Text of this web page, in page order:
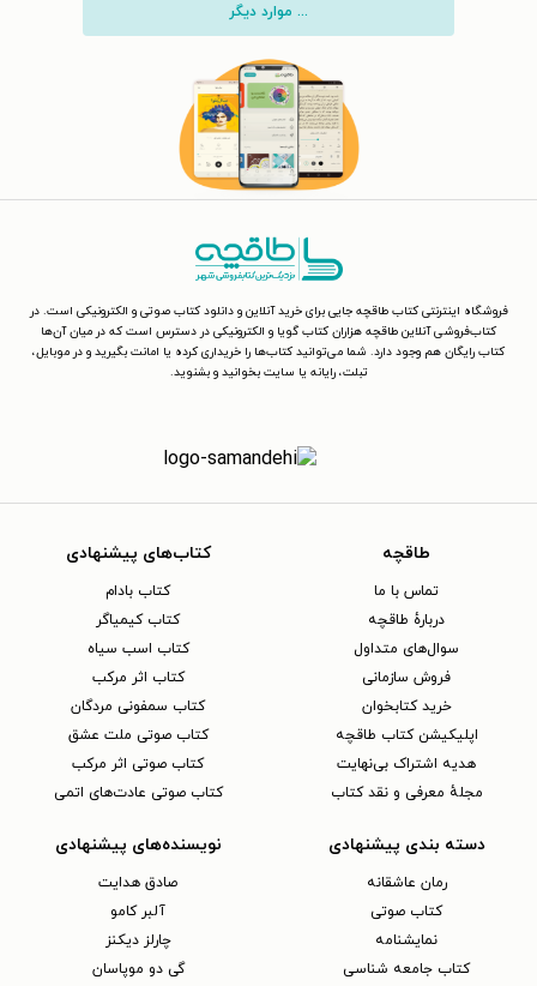
... موارد دیگر
فروشگاه اینترنتی کتاب طاقچه جایی برای خرید آنلاین و دانلود کتاب صوتی و الکترونیکی است. در
کتاب‌فروشی آنلاین طاقچه هزاران کتاب گویا و الکترونیکی در دسترس است که در میان آن‌ها
کتاب رایگان هم وجود دارد. شما می‌توانید کتاب‌ها را خریداری کرده یا امانت بگیرید و در موبایل،
تبلت، رایانه یا سایت بخوانید و بشنوید.
طاقچه
تماس با ما
دربارهٔ طاقچه
سوال‌های متداول
فروش سازمانی
خرید کتابخوان
اپلیکیشن کتاب طاقچه
هدیه اشتراک بی‌نهایت
مجلهٔ معرفی و نقد کتاب
کتاب‌های پیشنهادی
کتاب بادام
کتاب کیمیاگر
کتاب اسب سیاه
کتاب اثر مرکب
کتاب سمفونی مردگان
کتاب صوتی ملت عشق
کتاب صوتی اثر مرکب
کتاب صوتی عادت‌های اتمی
دسته بندی پیشنهادی
رمان عاشقانه
کتاب‌ صوتی
نمایشنامه
کتاب جامعه شناسی
نویسنده‌های پیشنهادی
صادق هدایت
آلبر کامو
چارلز دیکنز
گی دو موپاسان